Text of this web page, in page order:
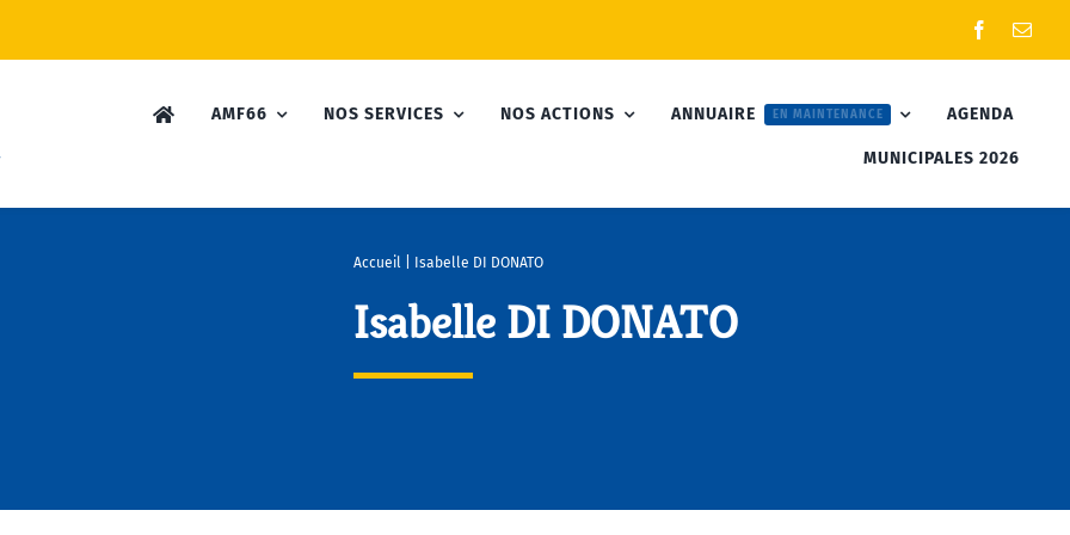
AMF66 NOS SERVICES NOS ACTIONS ANNUAIRE EN MAINTENANCE AGENDA
MUNICIPALES 2026
Accueil| Isabelle DI DONATO
Isabelle DI DONATO